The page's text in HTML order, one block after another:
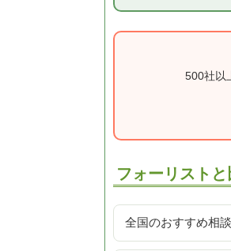
500社以
フォーリスト
全国のおすすめ相